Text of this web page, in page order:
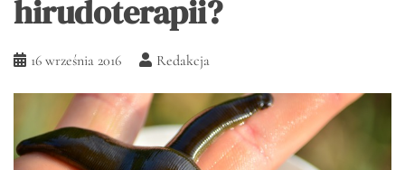
hirudoterapii?
16 września 2016 Redakcja